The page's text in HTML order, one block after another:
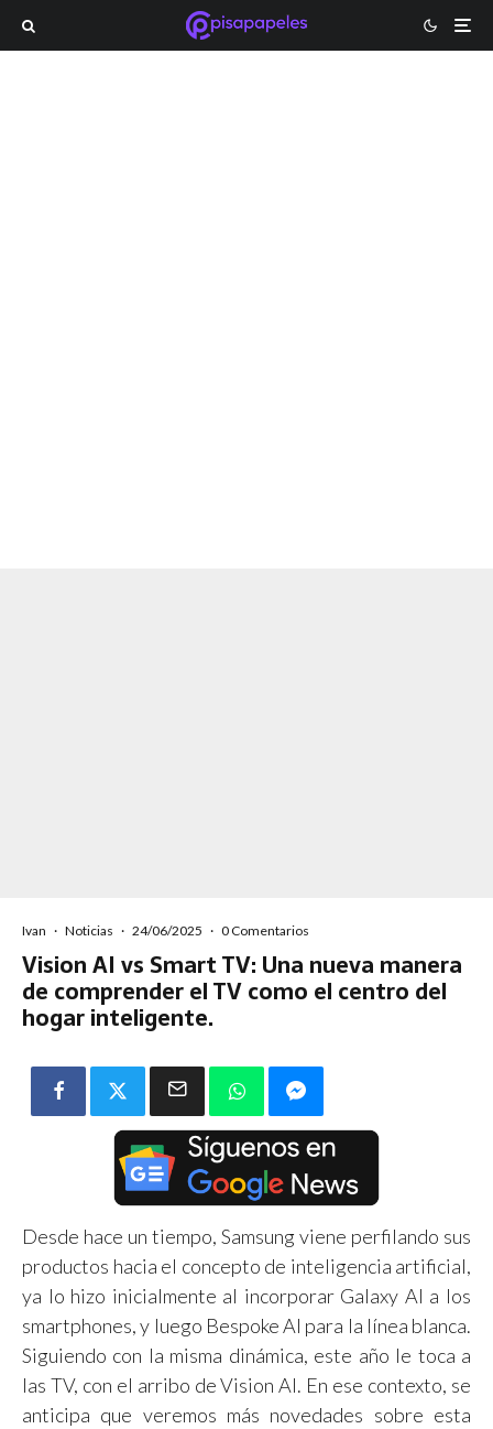
Ivan · Noticias · 24/06/2025 · 0 Comentarios
Vision AI vs Smart TV: Una nueva manera
de comprender el TV como el centro del
hogar inteligente.
Desde hace un tiempo, Samsung viene perfilando sus
productos hacia el concepto de inteligencia artificial,
ya lo hizo inicialmente al incorporar Galaxy AI a los
smartphones, y luego Bespoke AI para la línea blanca.
Siguiendo con la misma dinámica, este año le toca a
las TV, con el arribo de Vision AI. En ese contexto, se
anticipa que veremos más novedades sobre esta